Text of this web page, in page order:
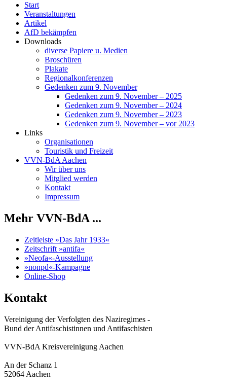
Start
Veranstaltungen
Artikel
AfD bekämpfen
Downloads
diverse Papiere u. Medien
Broschüren
Plakate
Regionalkonferenzen
Gedenken zum 9. November
Gedenken zum 9. November – 2025
Gedenken zum 9. November – 2024
Gedenken zum 9. November – 2023
Gedenken zum 9. November – vor 2023
Links
Organisationen
Touristik und Freizeit
VVN-BdA Aachen
Wir über uns
Mitglied werden
Kontakt
Impressum
Mehr VVN-BdA ...
Zeitleiste »Das Jahr 1933«
Zeitschrift »antifa«
»Neofa«-Ausstellung
»nonpd«-Kampagne
Online-Shop
Kontakt
Vereinigung der Verfolgten des Naziregimes -
Bund der Antifaschistinnen und Antifaschisten
VVN-BdA Kreisvereinigung Aachen
An der Schanz 1
52064 Aachen